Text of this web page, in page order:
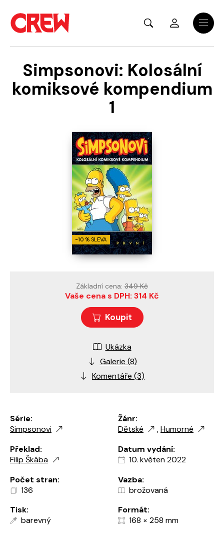
Menu
Simpsonovi: Kolosální
komiksové kompendium
1
-10 % SLEVA
Série:
Simpsonovi
Žánr:
Dětské
,Humorné
Překlad:
Filip Škába
Datum vydání:
10. květen 2022
Počet stran:
136
Vazba:
brožovaná
Tisk:
barevný
Formát:
168 × 258 mm
Základní cena: 349 Kč
Vaše cena s DPH: 314 Kč
Koupit
Ukázka
Galerie (8)
Komentáře (3)